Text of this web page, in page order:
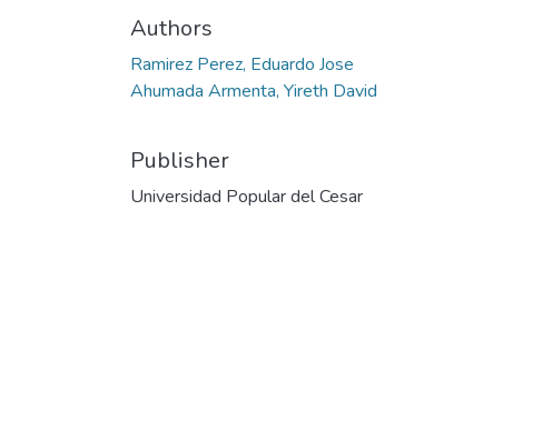
Authors
Ramirez Perez, Eduardo Jose
Ahumada Armenta, Yireth David
Publisher
Universidad Popular del Cesar